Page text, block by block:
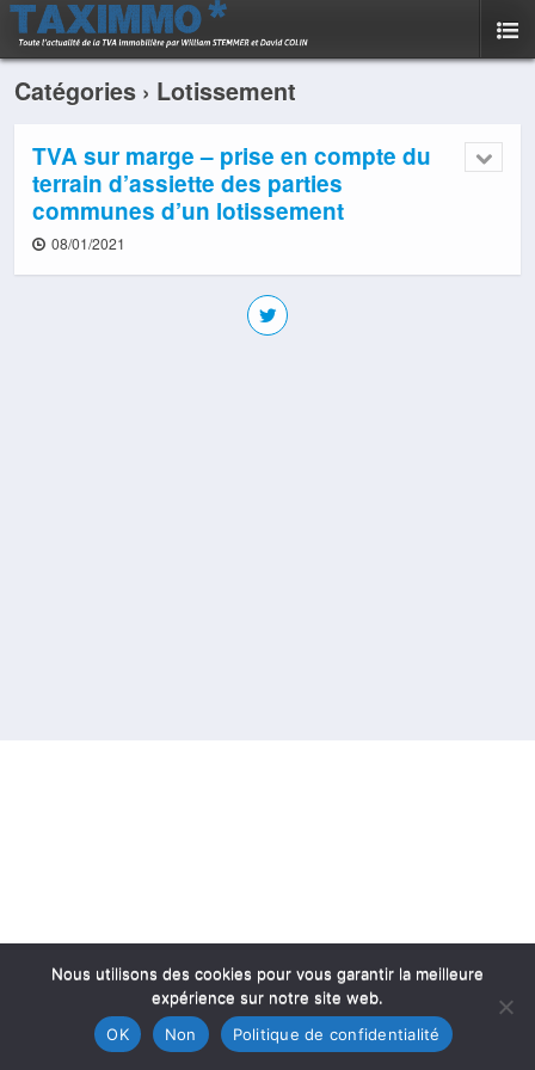
Catégories › Lotissement
TVA sur marge – prise en compte du
terrain d’assiette des parties
communes d’un lotissement
08/01/2021
Nous utilisons des cookies pour vous garantir la meilleure
expérience sur notre site web.
OK
Non Politique de confidentialité